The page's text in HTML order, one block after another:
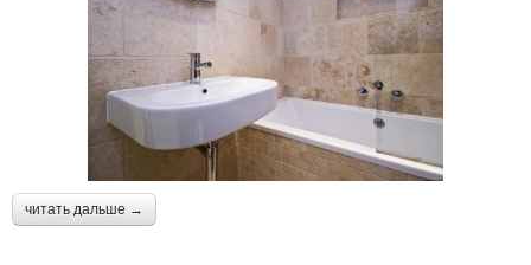
читать дальше →